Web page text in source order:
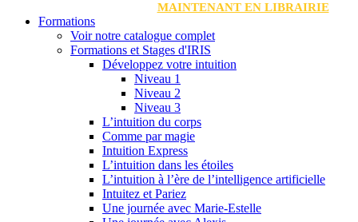
MAINTENANT EN LIBRAIRIE
Formations
Voir notre catalogue complet
Formations et Stages d'IRIS
Développez votre intuition
Niveau 1
Niveau 2
Niveau 3
L’intuition du corps
Comme par magie
Intuition Express
L’intuition dans les étoiles
L’intuition à l’ère de l’intelligence artificielle
Intuitez et Pariez
Une journée avec Marie-Estelle